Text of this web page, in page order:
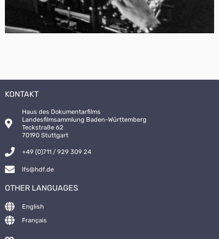
KONTAKT
Haus des Dokumentarfilms
Landesfilmsammlung Baden-Württemberg
Teckstraße 62
70190 Stuttgart
+49 (0)711 / 929 309 24
lfs@hdf.de
OTHER LANGUAGES
English
Français